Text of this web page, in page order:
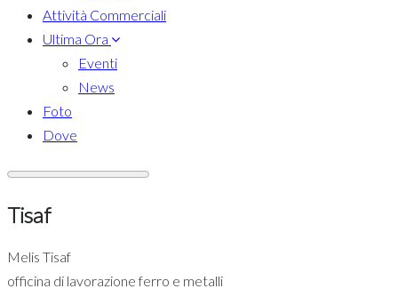
Attività Commerciali
Ultima Ora
Eventi
News
Foto
Dove
Tisaf
Melis Tisaf
officina di lavorazione ferro e metalli